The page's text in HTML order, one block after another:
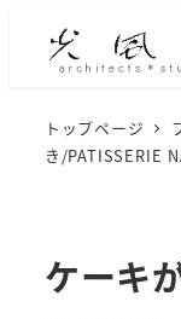
トップページ
き/PATISSERIE
ケーキ